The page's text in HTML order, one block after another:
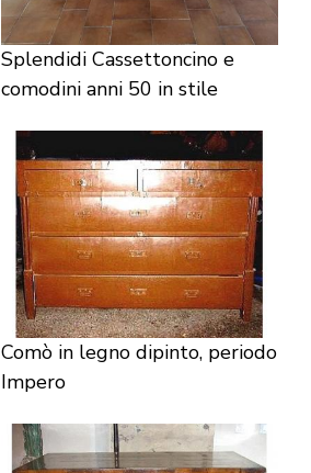
Splendidi Cassettoncino e
comodini anni 50 in stile
Comò in legno dipinto, periodo
Impero